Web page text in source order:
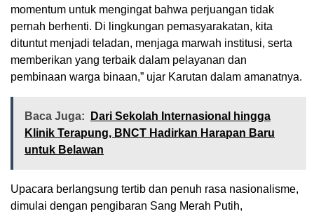
momentum untuk mengingat bahwa perjuangan tidak
pernah berhenti. Di lingkungan pemasyarakatan, kita
dituntut menjadi teladan, menjaga marwah institusi, serta
memberikan yang terbaik dalam pelayanan dan
pembinaan warga binaan,” ujar Karutan dalam amanatnya.
Baca Juga:
Dari Sekolah Internasional hingga
Klinik Terapung, BNCT Hadirkan Harapan Baru
untuk Belawan
Upacara berlangsung tertib dan penuh rasa nasionalisme,
dimulai dengan pengibaran Sang Merah Putih,